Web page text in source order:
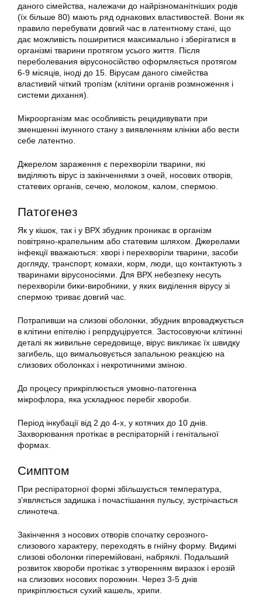
даного сімейства, належачи до найрізноманітніших родів
(їх більше 80) мають ряд однакових властивостей. Вони як
правило перебувати довгий час в латентному стані, що
дає можливість поширитися максимально і зберігатися в
організмі тварини протягом усього життя. Після
переболевания вірусоносійство оформляється протягом
6-9 місяців, іноді до 15. Вірусам даного сімейства
властивий чіткий тропізм (клітини органів розмноження і
системи дихання).
Мікроорганізм має особливість рецидивувати при
зменшенні імунного стану з виявленням клініки або вести
себе латентно.
Джерелом зараження є перехворіли тварини, які
виділяють вірус із закінченнями з очей, носових отворів,
статевих органів, сечею, молоком, калом, спермою.
Патогенез
Як у кішок, так і у ВРХ збудник проникає в організм
повітряно-крапельним або статевим шляхом. Джерелами
інфекції вважаються: хворі і перехворіли тварини, засоби
догляду, транспорт, комахи, корм, люди, що контактують з
тваринами вірусоносіями. Для ВРХ небезпеку несуть
перехворіли бики-виробники, у яких виділення вірусу зі
спермою триває довгий час.
Потрапивши на слизові оболонки, збудник впроваджується
в клітини епітелію і репрдуціруется. Застосовуючи клітинні
деталі як живильне середовище, вірус викликає їх швидку
загибель, що вимальовується запальною реакцією на
слизових оболонках і некротичними зміною.
До процесу прикріплюється умовно-патогенна
мікрофлора, яка ускладнює перебіг хвороби.
Період інкубації від 2 до 4-х, у котячих до 10 днів.
Захворювання протікає в респіраторній і генітальної
формах.
Симптом
При респіраторної формі збільшується температура,
з’являється задишка і почастішання пульсу, зустрічається
слинотеча.
Закінчення з носових отворів спочатку серозного-
слизового характеру, переходять в гнійну форму. Видимі
слизові оболонки гіперемійовані, набряклі. Подальший
розвиток хвороби протікає з утворенням виразок і ерозій
на слизових носових порожнин. Через 3-5 днів
прикріплюється сухий кашель, хрипи.